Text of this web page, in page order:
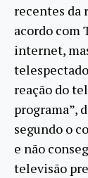
recentes da
acordo com
internet,
reação do
programa”,
segundo o
e não
televisão